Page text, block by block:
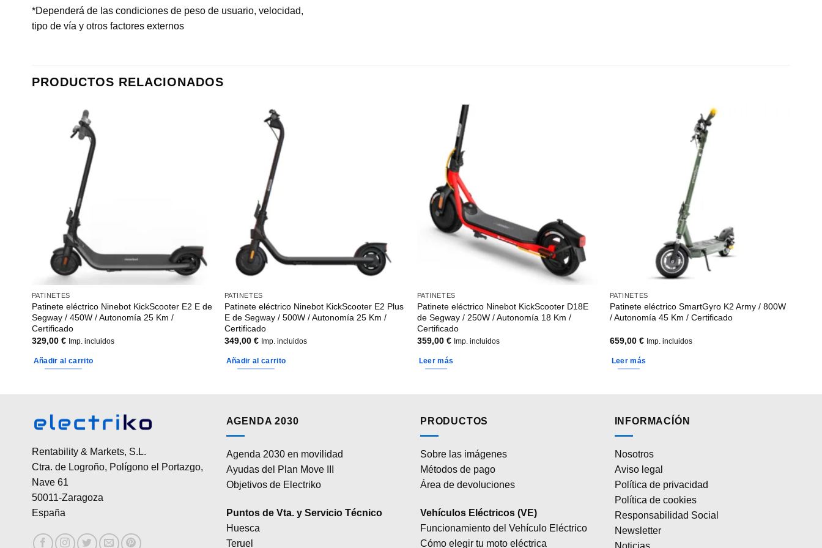
*Dependerá de las condiciones de peso de usuario, velocidad,
tipo de vía y otros factores externos
PRODUCTOS RELACIONADOS
PATINETES
Patinete eléctrico Ninebot KickScooter E2 E de
Segway / 450W / Autonomía 25 Km /
Certificado
329,00 € Imp. incluidos
Añadir al carrito
PATINETES
Patinete eléctrico Ninebot KickScooter E2 Plus
E de Segway / 500W / Autonomía 25 Km /
Certificado
349,00 € Imp. incluidos
Añadir al carrito
PATINETES
Patinete eléctrico Ninebot KickScooter D18E
de Segway / 250W / Autonomía 18 Km /
Certificado
359,00 € Imp. incluidos
Leer más
PATINETES
Patinete eléctrico SmartGyro K2 Army / 800W
/ Autonomía 45 Km / Certificado
659,00 € Imp. incluidos
Leer más
Rentability & Markets, S.L.
Ctra. de Logroño, Polígono el Portazgo,
Nave 61
50011-Zaragoza
España
AGENDA 2030
Agenda 2030 en movilidad
Ayudas del Plan Move III
Objetivos de Electriko
Puntos de Vta. y Servicio Técnico
Huesca
Teruel
PRODUCTOS
Sobre las imágenes
Métodos de pago
Área de devoluciones
Vehículos Eléctricos (VE)
Funcionamiento del Vehículo Eléctrico
Cómo elegir tu moto eléctrica
INFORMACÍÓN
Nosotros
Aviso legal
Política de privacidad
Política de cookies
Responsabilidad Social
Newsletter